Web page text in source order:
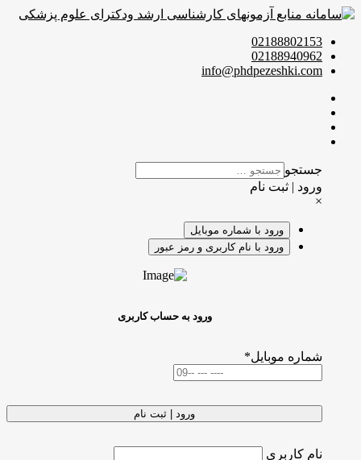
02188802153
02188940962
info@phdpezeshki.com
جستجو
ورود | ثبت نام
×
ورود با شماره موبایل
ورود با نام کاربری و رمز عبور
ورود به حساب کاربری
شماره موبایل*
ورود | ثبت نام
نام کاربری